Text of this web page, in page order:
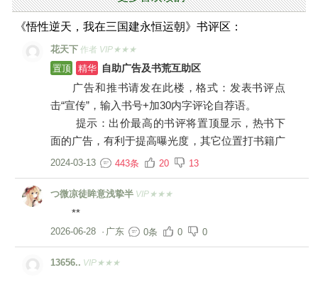
《悟性逆天，我在三国建永恒运朝》书评区：
花天下 作者 VIP★★★
置顶 精华 自助广告及书荒互助区
广告和推书请发在此楼，格式：发表书评点
击“宣传”，输入书号+加30内字评论自荐语。
提示：出价最高的书评将置顶显示，热书下
面的广告，有利于提高曝光度，其它位置打书籍广
告，一律小黑屋。
2024-03-13 443条 20 13
つ微凉徒眸意浅挚半 VIP★★★
**
2026-06-28 · 广东 0条 0 0
13656.. VIP★★★